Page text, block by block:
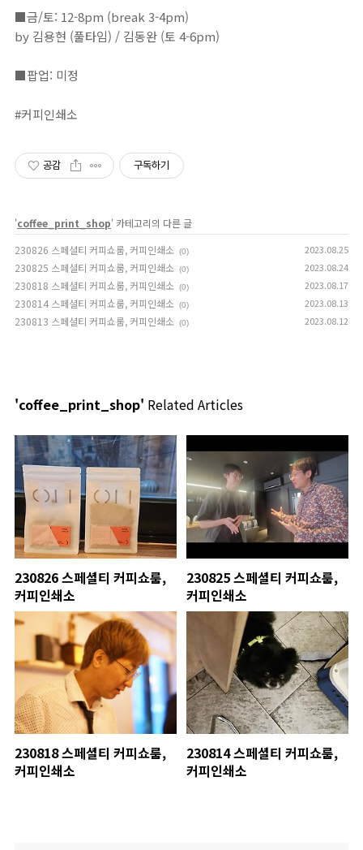
■금/토: 12-8pm (break 3-4pm)⁣⁣⁣⁣⁣⁣⁣⁣⁣⁣⁣⁣⁣⁣⁣⁣⁣⁣⁣⁣⁣⁣⁣⁣⁣⁣⁣⁣⁣⁣⁣⁣⁣⁣⁣⁣⁣⁣⁣⁣⁣⁣⁣⁣⁣⁣⁣⁣⁣⁣⁣⁣⁣⁣⁣⁣⁣⁣⁣⁣⁣⁣⁣⁣⁣⁣⁣⁣⁣⁣⁣⁣⁣⁣⁣⁣⁣⁣⁣⁣⁣⁣⁣⁣⁣⁣⁣⁣⁣⁣⁣⁣⁣⁣⁣⁣⁣⁣⁣⁣⁣⁣⁣⁣⁣⁣⁣⁣⁣⁣⁣⁣⁣⁣⁣⁣⁣⁣⁣⁣⁣⁣⁣⁣⁣⁣⁣⁣⁣⁣⁣⁣⁣⁣⁣⁣⁣⁣⁣⁣⁣⁣⁣⁣⁣⁣⁣⁣⁣⁣⁣⁣⁣⁣⁣⁣⁣⁣⁣⁣⁣⁣⁣⁣⁣⁣⁣⁣⁣⁣⁣⁣⁣⁣⁣⁣⁣⁣⁣⁣⁣⁣⁣⁣⁣⁣⁣⁣⁣⁣⁣⁣⁣⁣⁣⁣⁣⁣⁣⁣⁣⁣⁣⁣⁣⁣⁣⁣⁣⁣⁣⁣⁣⁣⁣⁣⁣⁣⁣⁣⁣⁣⁣⁣⁣⁣⁣⁣⁣⁣⁣⁣⁣⁣⁣⁣⁣⁣⁣⁣⁣⁣⁣⁣⁣⁣⁣⁣⁣⁣⁣⁣⁣⁣⁣⁣⁣⁣⁣⁣⁣⁣⁣⁣⁣⁣⁣⁣⁣⁣⁣⁣⁣⁣⁣⁣⁣⁣⁣⁣⁣⁣⁣⁣⁣⁣⁣⁣⁣⁣⁣⁣⁣⁣⁣⁣⁣⁣⁣
by 김용현 (풀타임) / 김동완 (토 4-6pm)⁣⁣⁣⁣⁣⁣⁣⁣⁣⁣⁣⁣⁣⁣⁣⁣⁣⁣⁣⁣⁣⁣⁣⁣⁣⁣⁣⁣⁣⁣⁣⁣⁣⁣⁣⁣⁣⁣⁣⁣⁣⁣⁣⁣⁣⁣⁣⁣⁣⁣⁣⁣⁣⁣⁣⁣⁣⁣⁣⁣⁣⁣⁣⁣⁣⁣⁣⁣⁣⁣⁣⁣⁣⁣⁣⁣⁣⁣⁣⁣⁣⁣⠀⁣⁣⁣⁣⁣⁣⁣⁣⁣⁣⁣⁣⁣⁣⁣⁣⁣⁣⁣⁣⁣⁣⁣⁣⁣⁣⁣⁣⁣⁣⁣⁣⁣⁣⁣⁣⁣⁣⁣⁣⁣⁣⁣⁣⁣⁣⁣⁣⁣
■팝업: 미정⁣⁣⁣⁣⁣⁣⁣⁣⁣⁣
#커피인쇄소
공감 구독하기
'coffee_print_shop' 카테고리의 다른 글
230826 스페셜티 커피쇼룸, 커피인쇄소 (0) 2023.08.25
230825 스페셜티 커피쇼룸, 커피인쇄소 (0) 2023.08.24
230818 스페셜티 커피쇼룸, 커피인쇄소 (0) 2023.08.17
230814 스페셜티 커피쇼룸, 커피인쇄소 (0) 2023.08.13
230813 스페셜티 커피쇼룸, 커피인쇄소 (0) 2023.08.12
'coffee_print_shop' Related Articles
230826 스페셜티 커피쇼룸,
커피인쇄소
230825 스페셜티 커피쇼룸,
커피인쇄소
230818 스페셜티 커피쇼룸,
커피인쇄소
230814 스페셜티 커피쇼룸,
커피인쇄소